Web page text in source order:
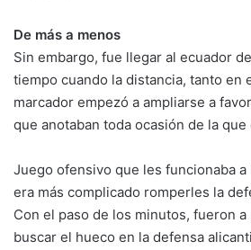
De más a menos
Sin embargo, fue llegar al ecuador
tiempo cuando la distancia, tanto en
marcador empezó a ampliarse a
que anotaban toda ocasión de la
Juego ofensivo que les funcionaba a
era más complicado romperles la
Con el paso de los minutos, fueron
buscar el hueco en la defensa